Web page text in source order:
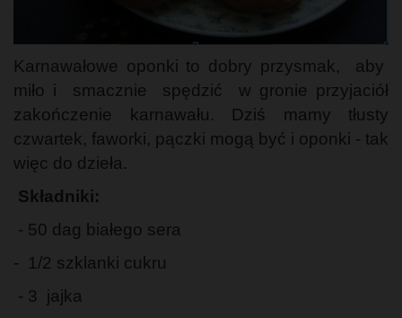
Karnawałowe oponki to dobry przysmak, aby
miło i smacznie spędzić w gronie przyjaciół
zakończenie karnawału. Dziś mamy tłusty
czwartek, faworki, pączki mogą być i oponki - tak
więc do dzieła.
Składniki:
- 50 dag białego sera
- 1/2 szklanki cukru
- 3 jajka